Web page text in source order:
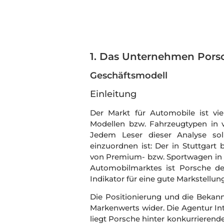
1. Das Unternehmen
Geschäftsmodell
Einleitung
Der Markt für Automobile ist
Modellen bzw. Fahrzeugtypen in
Jedem Leser dieser Analyse
einzuordnen ist: Der in Stuttgart
von Premium- bzw. Sportwagen
Automobilmarktes ist Porsche
Indikator für eine gute
Die Positionierung und die
Markenwerts wider. Die Agentur
liegt Porsche hinter